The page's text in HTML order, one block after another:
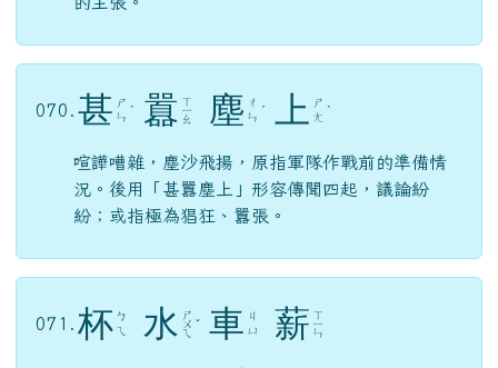
070. 甚 ㄕ
ㄣ ˋ 囂 ㄒ
ㄧ
ㄠ 塵 ㄔ
ㄣ ˊ 上 ㄕ
ㄤ ˋ
喧譁嘈雜，塵沙飛揚，原指軍隊作戰前的準備情
況。後用「甚囂塵上」形容傳聞四起，議論紛
紛；或指極為猖狂、囂張。
071. 杯 ㄅ
ㄟ
水 ㄕ
ㄨ
ㄟ
ˇ 車 ㄐ
ㄩ
薪 ㄒ
ㄧ
ㄣ